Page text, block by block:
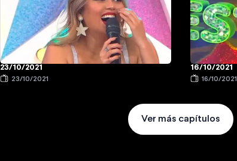
23/10/2021
23/10/2021
16/10/2021
16/10/2021
Ver más capítulos